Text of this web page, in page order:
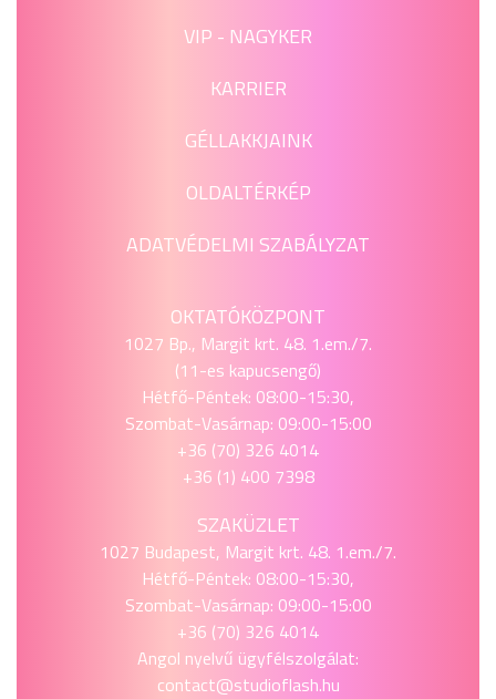
VIP - NAGYKER
KARRIER
GÉLLAKKJAINK
OLDALTÉRKÉP
ADATVÉDELMI SZABÁLYZAT
OKTATÓKÖZPONT
1027 Bp., Margit krt. 48. 1.em./7.
(11-es kapucsengő)
Hétfő-Péntek: 08:00-15:30,
Szombat-Vasárnap: 09:00-15:00
+36 (70) 326 4014
+36 (1) 400 7398
SZAKÜZLET
1027 Budapest, Margit krt. 48. 1.em./7.
Hétfő-Péntek: 08:00-15:30,
Szombat-Vasárnap: 09:00-15:00
+36 (70) 326 4014
Angol nyelvű ügyfélszolgálat:
contact@studioflash.hu